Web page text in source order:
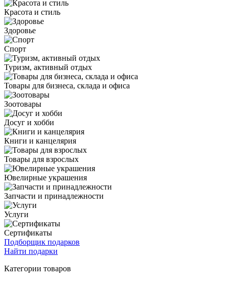
Красота и стиль
Здоровье
Спорт
Туризм, активный отдых
Товары для бизнеса, склада и офиса
Зоотовары
Досуг и хобби
Книги и канцелярия
Товары для взрослых
Ювелирные украшения
Запчасти и принадлежности
Услуги
Сертификаты
Подборщик подарков
Найти подарки
Категории товаров